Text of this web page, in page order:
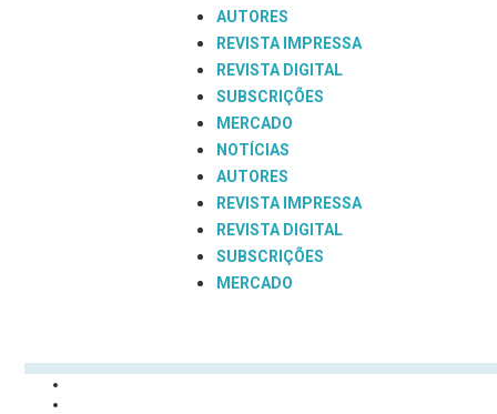
AUTORES
REVISTA IMPRESSA
REVISTA DIGITAL
SUBSCRIÇÕES
MERCADO
NOTÍCIAS
AUTORES
REVISTA IMPRESSA
REVISTA DIGITAL
SUBSCRIÇÕES
MERCADO